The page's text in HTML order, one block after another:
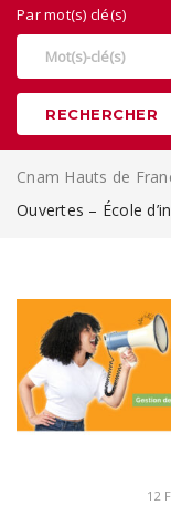
Par mot(s) clé(s)
RECHERCHER
Cnam Hauts de
Ouvertes – École
12